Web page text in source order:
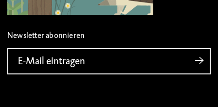
Newsletter abonnieren
E-Mail eintragen